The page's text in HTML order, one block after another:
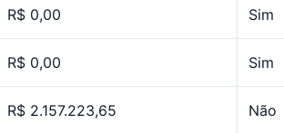
R$ 0,00 Sim
R$ 0,00 Sim
R$ 2.157.223,65 Não